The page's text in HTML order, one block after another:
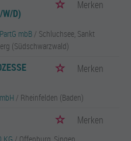
W/D)
Merken
mbB / Schluchsee, Sankt
(Südschwarzwald)
Merken
/ Rheinfelden (Baden)
Merken